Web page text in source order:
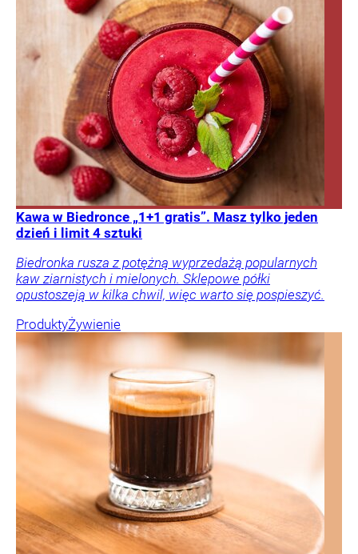
Kawa w Biedronce „1+1 gratis”. Masz tylko jeden
dzień i limit 4 sztuki
Biedronka rusza z potężną wyprzedażą popularnych
kaw ziarnistych i mielonych. Sklepowe półki
opustoszeją w kilka chwil, więc warto się pospieszyć.
ProduktyŻywienie